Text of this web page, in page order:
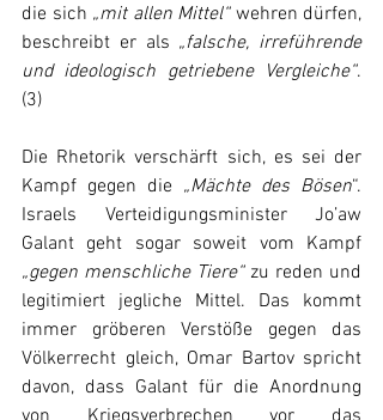
die sich „mit allen Mittel“ wehren dürfen,
beschreibt er als „falsche, irreführende
und ideologisch getriebene Vergleiche“.
(3)
Die Rhetorik verschärft sich, es sei der
Kampf gegen die „Mächte des Bösen“.
Israels Verteidigungsminister Jo’aw
„gegen menschliche Tiere“ zu reden und
legitimiert jegliche Mittel. Das kommt
immer gröberen Verstöße gegen das
Völkerrecht gleich, Omar Bartov spricht
davon, dass Galant für die Anordnung